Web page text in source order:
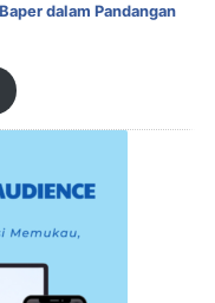
dalam Pandangan